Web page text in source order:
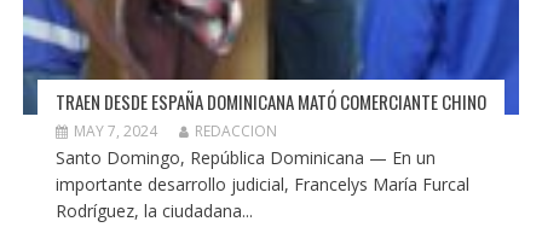
TRAEN DESDE ESPAÑA DOMINICANA MATÓ COMERCIANTE CHINO
MAY 7, 2024 REDACCION
Santo Domingo, República Dominicana — En un
importante desarrollo judicial, Francelys María Furcal
Rodríguez, la ciudadana...